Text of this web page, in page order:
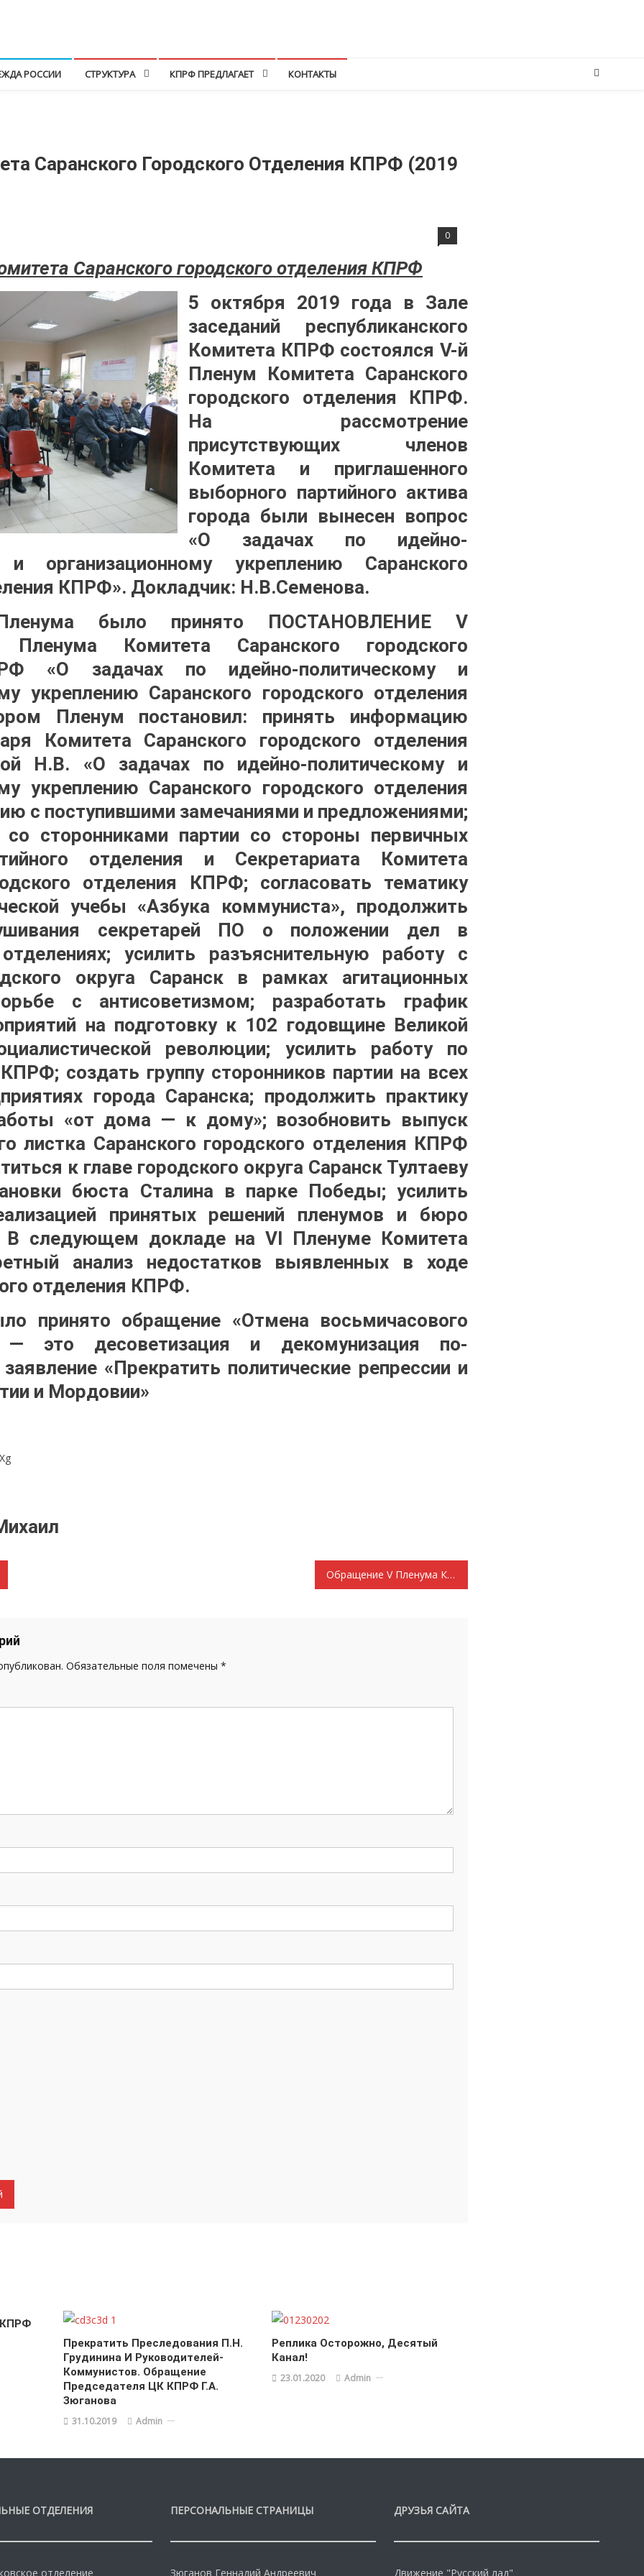
РОССИИ СТРУКТУРА КПРФ ПРЕДЛАГАЕТ КОНТАКТЫ
Саранского Городского Отделения КПРФ (2019
0
Саранского городского отделения КПРФ
5 октября 2019 года в Зале
заседаний республиканского
Комитета КПРФ состоялся V-й
Пленум Комитета Саранского
городского отделения КПРФ.
На рассмотрение
присутствующих членов
Комитета и приглашенного
выборного партийного актива
города были вынесен вопрос
«О задачах по идейно-
и организационному укреплению Саранского
КПРФ». Докладчик: Н.В.Семенова.
Пленума было принято ПОСТАНОВЛЕНИЕ V
Пленума Комитета Саранского городского
«О задачах по идейно-политическому и
укреплению Саранского городского отделения
Пленум постановил: принять информацию
Комитета Саранского городского отделения
Н.В. «О задачах по идейно-политическому и
укреплению Саранского городского отделения
с поступившими замечаниями и предложениями;
со сторонниками партии со стороны первичных
отделения и Секретариата Комитета
отделения КПРФ; согласовать тематику
учебы «Азбука коммуниста», продолжить
секретарей ПО о положении дел в
усилить разъяснительную работу с
округа Саранск в рамках агитационных
с антисоветизмом; разработать график
на подготовку к 102 годовщине Великой
революции; усилить работу по
создать группу сторонников партии на всех
города Саранска; продолжить практику
«от дома — к дому»; возобновить выпуск
листка Саранского городского отделения КПРФ
к главе городского округа Саранск Тултаеву
бюста Сталина в парке Победы; усилить
принятых решений пленумов и бюро
следующем докладе на VI Пленуме Комитета
анализ недостатков выявленных в ходе
отделения КПРФ.
принято обращение «Отмена восьмичасового
— это десоветизация и декомунизация по-
«Прекратить политические репрессии и
и Мордовии»
Обращение V Пленума Комитета Саранского городского отделения КПРФ к трудящимся г. Саранска и республики Отмена восьмичасового рабочего дня – это десоветизация и декоммунизация по-бандеровски
Обязательные поля помечены *
Прекратить Преследования П.Н.
Грудинина И Руководителей-
Коммунистов. Обращение
Председателя ЦК КПРФ Г.А.
Зюганова
31.10.2019 Admin
Реплика Осторожно, Десятый
Канал!
23.01.2020 Admin
ОТДЕЛЕНИЯ
отделение
ПЕРСОНАЛЬНЫЕ СТРАНИЦЫ
Зюганов Геннадий Андреевич
ДРУЗЬЯ САЙТА
Движение "Русский лад"